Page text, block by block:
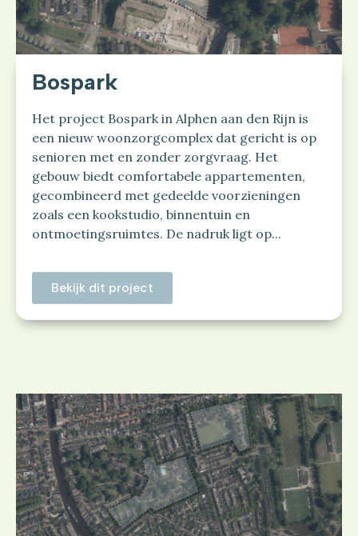
Bospark
Het project Bospark in Alphen aan den Rijn is
een nieuw woonzorgcomplex dat gericht is op
senioren met en zonder zorgvraag. Het
gebouw biedt comfortabele appartementen,
gecombineerd met gedeelde voorzieningen
zoals een kookstudio, binnentuin en
ontmoetingsruimtes. De nadruk ligt op...
Bekijk dit project